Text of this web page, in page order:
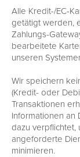
Alle Kredit-/EC-
getätigt werden,
Zahlungs-
bearbeitete
unseren
Wir speichern
(Kredit- oder
Transaktionen
Informationen an
dazu
angeforderte
minimieren.